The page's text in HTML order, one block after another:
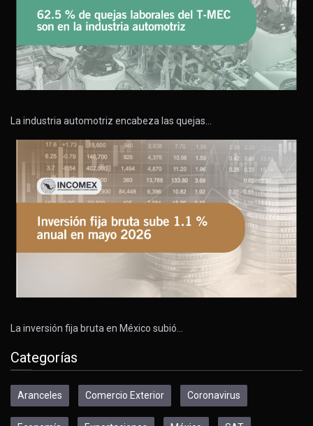
La industria automotriz encabeza las quejas…
La inversión fija bruta en México subió…
Categorías
Aranceles Comercio Exterior Coronavirus